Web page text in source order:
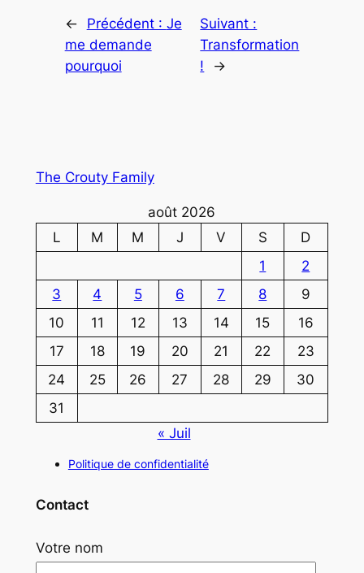
← Précédent : Je
me demande
pourquoi
Suivant :
Transformation
!
→
The Crouty Family
août 2026
L
M M J V S
D
1
2
3
4 5 6 7 8
9
10
11 12 13 14 15
16
17
18 19 20 21 22
23
24
25 26 27 28 29
30
31
« Juil
Politique de confidentialité
Contact
Votre nom